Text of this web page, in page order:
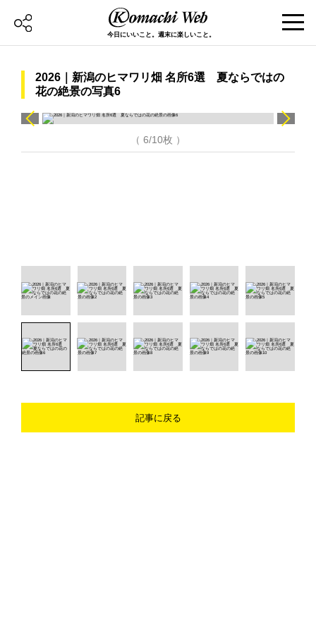
今日にいいこと。週末に楽しいこと。
2026｜新潟のヒマワリ畑 名所6選 夏ならではの
花の絶景の写真6
（ 6/10枚 ）
記事に戻る